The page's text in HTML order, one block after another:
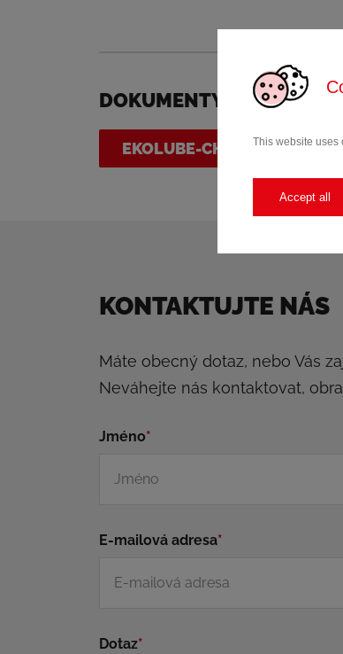
This website uses
Accept all
DOKUMENTY KE STAŽENÍ
EKOLUBE-CHUCK-GREASE-
KONTAKTUJTE NÁS
Máte obecný dotaz, nebo Vás
Neváhejte nás kontaktovat,
Jméno*
E-mailová adresa*
Dotaz*